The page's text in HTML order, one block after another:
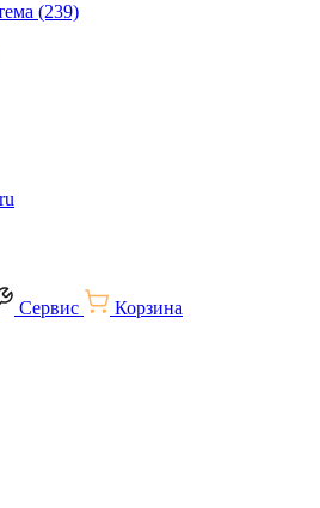
(239)
Сервис Корзина